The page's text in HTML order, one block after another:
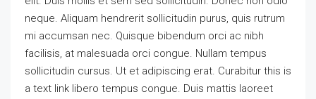
neque. Aliquam hendrerit sollicitudin purus, quis rutrum
mi accumsan nec. Quisque bibendum orci ac nibh
facilisis, at malesuada orci congue. Nullam tempus
sollicitudin cursus. Ut et adipiscing erat. Curabitur this is
a text link libero tempus congue. Duis mattis laoreet